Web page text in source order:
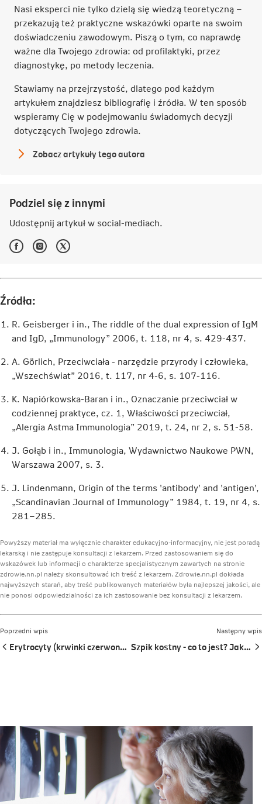
Nasi eksperci nie tylko dzielą się wiedzą teoretyczną –
przekazują też praktyczne wskazówki oparte na swoim
doświadczeniu zawodowym. Piszą o tym, co naprawdę
ważne dla Twojego zdrowia: od profilaktyki, przez
diagnostykę, po metody leczenia.
Stawiamy na przejrzystość, dlatego pod każdym
artykułem znajdziesz bibliografię i źródła. W ten sposób
wspieramy Cię w podejmowaniu świadomych decyzji
dotyczących Twojego zdrowia.
Redakcja
Zobacz artykuły tego autora
Podziel się z innymi
Udostępnij artykuł w social-mediach.
Facebook
-
się
nowej
karcie
Instagram
-
się
Twitter
-
się
Źródła:
R. Geisberger i in., The riddle of the dual expression of IgM
and IgD, „Immunology” 2006, t. 118, nr 4, s. 429-437.
A. Görlich, Przeciwciała - narzędzie przyrody i człowieka,
„Wszechświat” 2016, t. 117, nr 4-6, s. 107-116.
K. Napiórkowska-Baran i in., Oznaczanie przeciwciał w
codziennej praktyce, cz. 1, Właściwości przeciwciał,
„Alergia Astma Immunologia” 2019, t. 24, nr 2, s. 51-58.
J. Gołąb i in., Immunologia, Wydawnictwo Naukowe PWN,
Warszawa 2007, s. 3.
J. Lindenmann, Origin of the terms 'antibody' and 'antigen',
„Scandinavian Journal of Immunology” 1984, t. 19, nr 4, s.
281–285.
Powyższy materiał ma wyłącznie charakter edukacyjno-informacyjny, nie jest poradą
lekarską i nie zastępuje konsultacji z lekarzem. Przed zastosowaniem się do
wskazówek lub informacji o charakterze specjalistycznym zawartych na stronie
zdrowie.nn.pl należy skonsultować ich treść z lekarzem. Zdrowie.nn.pl dokłada
najwyższych starań, aby treść publikowanych materiałów była najlepszej jakości, ale
nie ponosi odpowiedzialności za ich zastosowanie bez konsultacji z lekarzem.
Poprzedni wpis
Erytrocyty (krwinki czerwone) - jakie są normy?
Następny wpis
Szpik kostny - co to jest? Jakie pełni funkcje?